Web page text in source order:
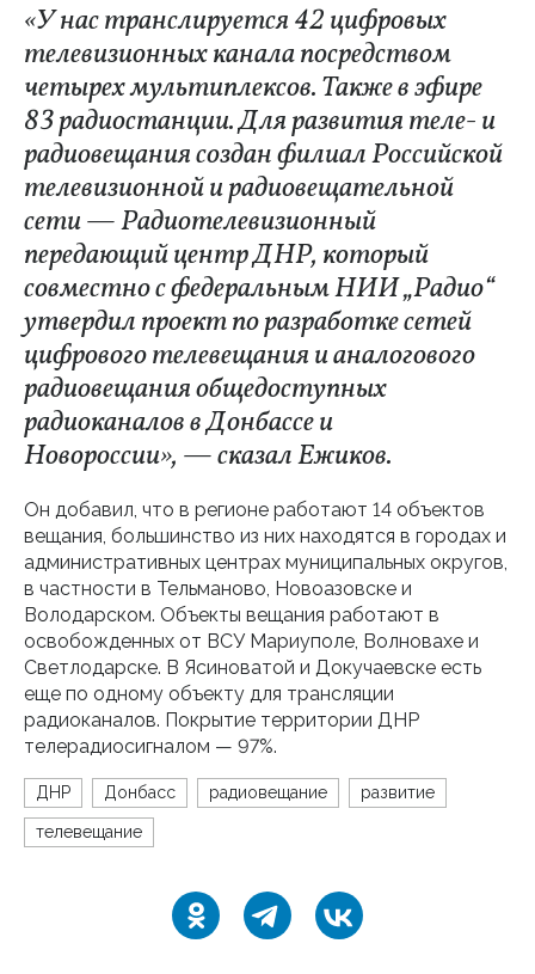
«У нас транслируется 42 цифровых
телевизионных канала посредством
четырех мультиплексов. Также в эфире
83 радиостанции. Для развития теле- и
радиовещания создан филиал Российской
телевизионной и радиовещательной
сети — Радиотелевизионный
передающий центр ДНР, который
совместно с федеральным НИИ „Радио“
утвердил проект по разработке сетей
цифрового телевещания и аналогового
радиовещания общедоступных
радиоканалов в Донбассе и
Новороссии», — сказал Ежиков.
Он добавил, что в регионе работают 14 объектов
вещания, большинство из них находятся в городах и
административных центрах муниципальных округов,
в частности в Тельманово, Новоазовске и
Володарском. Объекты вещания работают в
освобожденных от ВСУ Мариуполе, Волновахе и
Светлодарске. В Ясиноватой и Докучаевске есть
еще по одному объекту для трансляции
радиоканалов. Покрытие территории ДНР
телерадиосигналом — 97%.
ДНР Донбасс радиовещание развитие
телевещание